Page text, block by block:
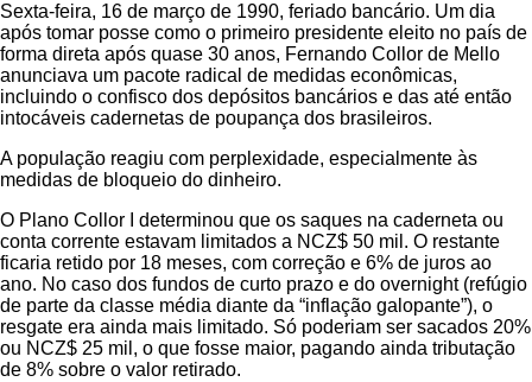
Sexta-feira, 16 de março de 1990, feriado bancário. Um dia
após tomar posse como o primeiro presidente eleito no país de
forma direta após quase 30 anos, Fernando Collor de Mello
anunciava um pacote radical de medidas econômicas,
incluindo o confisco dos depósitos bancários e das até então
intocáveis cadernetas de poupança dos brasileiros.
A população reagiu com perplexidade, especialmente às
medidas de bloqueio do dinheiro.
O Plano Collor I determinou que os saques na caderneta ou
conta corrente estavam limitados a NCZ$ 50 mil. O restante
ficaria retido por 18 meses, com correção e 6% de juros ao
ano. No caso dos fundos de curto prazo e do overnight (refúgio
de parte da classe média diante da “inflação galopante”), o
resgate era ainda mais limitado. Só poderiam ser sacados 20%
ou NCZ$ 25 mil, o que fosse maior, pagando ainda tributação
de 8% sobre o valor retirado.